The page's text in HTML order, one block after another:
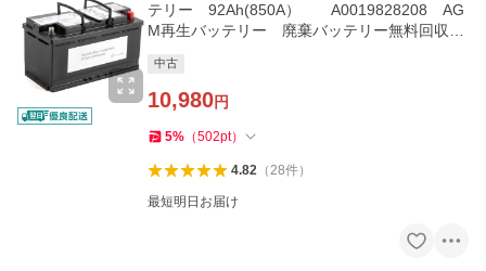
テリー 92Ah(850A） A0019828208 AG
M再生バッテリー 廃棄バッテリー無料回収
中古
10,980円
5% （502pt）
4.82（28件）
最短明日お届け